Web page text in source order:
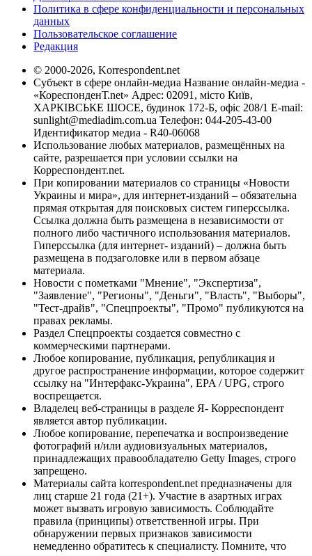
Политика в сфере конфиденциальности и персональных
данных
Пользовательское соглашение
Редакция
© 2000-2026, Korrespondent.net
Субъект в сфере онлайн-медиа Название онлайн-медиа -
«КореспонденТ.net» Адрес: 02091, місто Київ,
ХАРКІВСЬКЕ ШОСЕ, будинок 172-Б, офіс 208/1 E-mail:
sunlight@mediadim.com.ua Телефон: 044-205-43-00
Идентификатор медиа - R40-06068
Использование любых материалов, размещённых на
сайте, разрешается при условии ссылки на
Корреспондент.net.
При копировании материалов со страницы «Новости
Украины и мира», для интернет-изданий – обязательна
прямая открытая для поисковых систем гиперссылка.
Ссылка должна быть размещена в независимости от
полного либо частичного использования материалов.
Гиперссылка (для интернет- изданий) – должна быть
размещена в подзаголовке или в первом абзаце
материала.
Новости с пометками "Мнение", "Экспертиза",
"Заявление", "Регионы", "Деньги", "Власть", "Выборы",
"Тест-драйв", "Спецпроекты", "Промо" публикуются на
правах рекламы.
Раздел Спецпроекты создается совместно с
коммерческими партнерами.
Любое копирование, публикация, републикация и
другое распространение информации, которое содержит
ссылку на "Интерфакс-Украина", EPA / UPG, строго
воспрещается.
Владелец веб-страницы в разделе Я- Корреспондент
является автор публикации.
Любое копирование, перепечатка и воспроизведение
фотографий и/или аудиовизуальных материалов,
принадлежащих правообладателю Getty Images, строго
запрещено.
Материалы сайта korrespondent.net предназначены для
лиц старше 21 года (21+). Участие в азартных играх
может вызвать игровую зависимость. Соблюдайте
правила (принципы) ответственной игры. При
обнаружении первых признаков зависимости
немедленно обратитесь к специалисту. Помните, что